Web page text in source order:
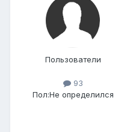
Пользователи
93
Пол:Не определился